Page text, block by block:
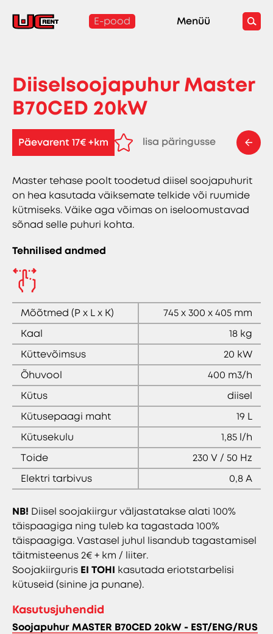
E-pood Menüü
Diiselsoojapuhur Master
B70CED 20kW
Päevarent 17€ +km
lisa päringusse
Master tehase poolt toodetud diisel soojapuhurit
on hea kasutada väiksemate telkide või ruumide
kütmiseks. Väike aga võimas on iseloomustavad
sõnad selle puhuri kohta.
Tehnilised andmed
Mõõtmed (P x L x K)
745 x 300 x 405 mm
Kaal
18 kg
Küttevõimsus
20 kW
Õhuvool
400 m3/h
Kütus
diisel
Kütusepaagi maht
19 L
Kütusekulu
1,85 l/h
Toide
230 V / 50 Hz
Elektri tarbivus
0,8 A
NB! Diisel soojakiirgur väljastatakse alati 100%
täispaagiga ning tuleb ka tagastada 100%
täispaagiga. Vastasel juhul lisandub tagastamisel
täitmisteenus 2€ + km / liiter.
Soojakiirguris EI TOHI kasutada eriotstarbelisi
kütuseid (sinine ja punane).
Kasutusjuhendid
Soojapuhur MASTER B70CED 20kW - EST/ENG/RUS